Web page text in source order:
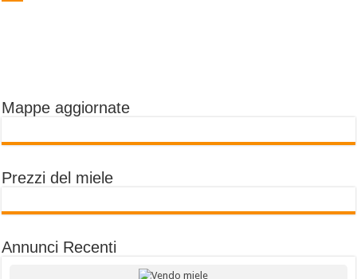
Mappe aggiornate
Prezzi del miele
Annunci Recenti